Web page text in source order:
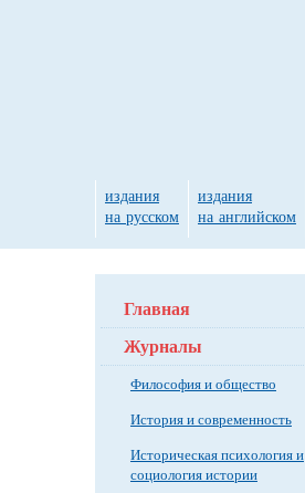
Главная
Журналы
Философия и общество
История и современность
Историческая психология и
социология истории
издания
на русском
издания
на английском